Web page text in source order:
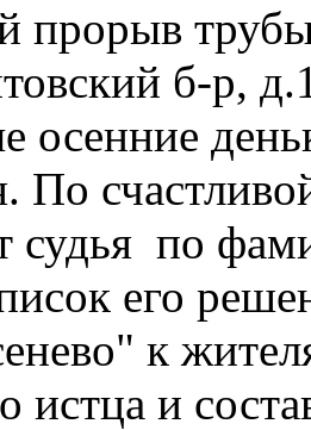
прорыв
б-р,
осенние
По
судья по
его
к
истца и